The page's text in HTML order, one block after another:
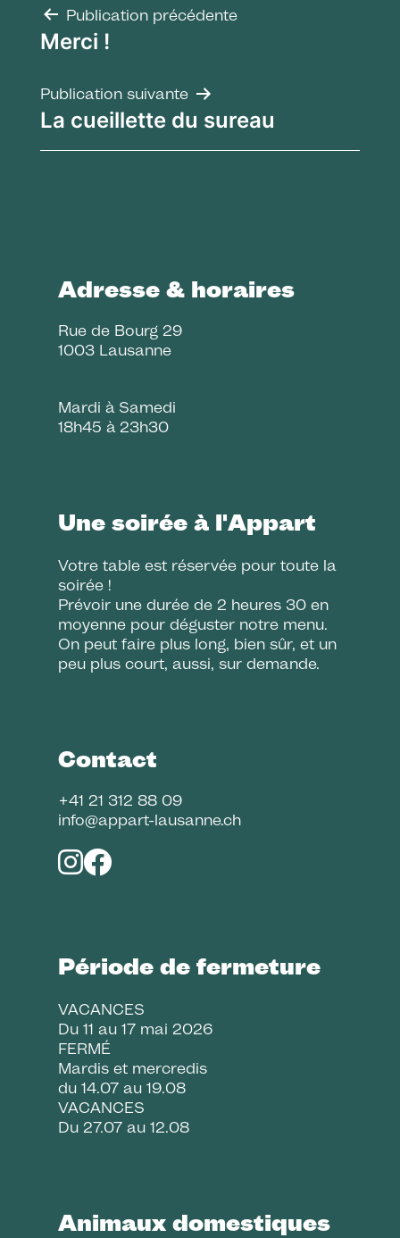
Navigation
de
l’article
Publication précédente
Merci !
Publication suivante
La cueillette du sureau
Adresse & horaires
Rue de Bourg 29
1003 Lausanne
Mardi à Samedi
18h45 à 23h30
Une soirée à l'Appart
Votre table est réservée pour toute la
soirée !
Prévoir une durée de 2 heures 30 en
moyenne pour déguster notre menu.
On peut faire plus long, bien sûr, et un
peu plus court, aussi, sur demande.
Contact
+41 21 312 88 09
info@appart-lausanne.ch
Période de fermeture
VACANCES
Du 11 au 17 mai 2026
FERMÉ
Mardis et mercredis
du 14.07 au 19.08
VACANCES
Du 27.07 au 12.08
Animaux domestiques